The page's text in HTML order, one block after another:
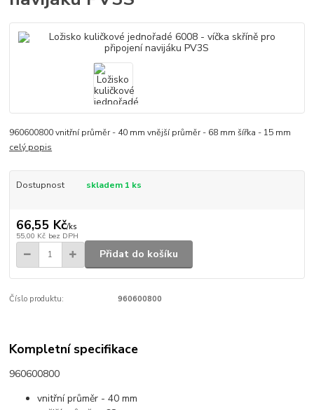
960600800 vnitřní průměr - 40 mm vnější průměr - 68 mm šířka - 15 mm
celý popis
Dostupnost skladem 1 ks
66,55 Kč/ks
55,00 Kč bez DPH
Přidat do košíku
Číslo produktu: 960600800
Kompletní specifikace
960600800
vnitřní průměr - 40 mm